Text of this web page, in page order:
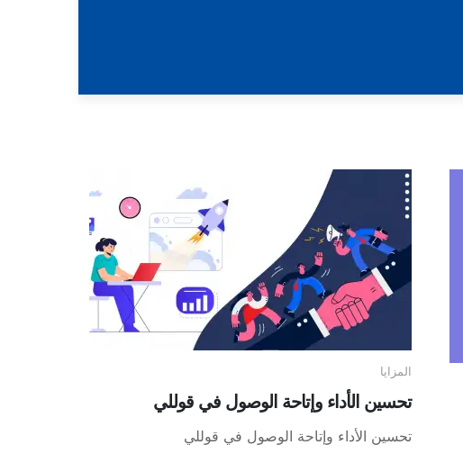
المزايا
تحسين الأداء وإتاحة الوصول في قوللي
تحسين الأداء وإتاحة الوصول في قوللي